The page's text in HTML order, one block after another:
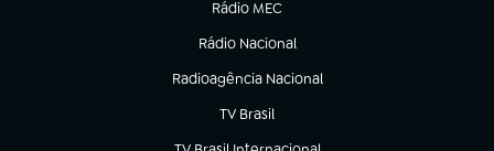
Rádio MEC
(abre em nova aba)
Rádio Nacional
Radioagência Nacional
(abre em nova aba)
TV Brasil
(abre em nova aba)